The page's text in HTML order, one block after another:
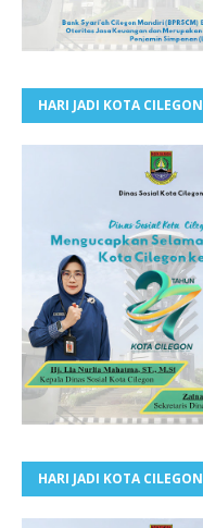
HARI JADI KOTA CILEGON
HARI JADI KOTA CILEGON